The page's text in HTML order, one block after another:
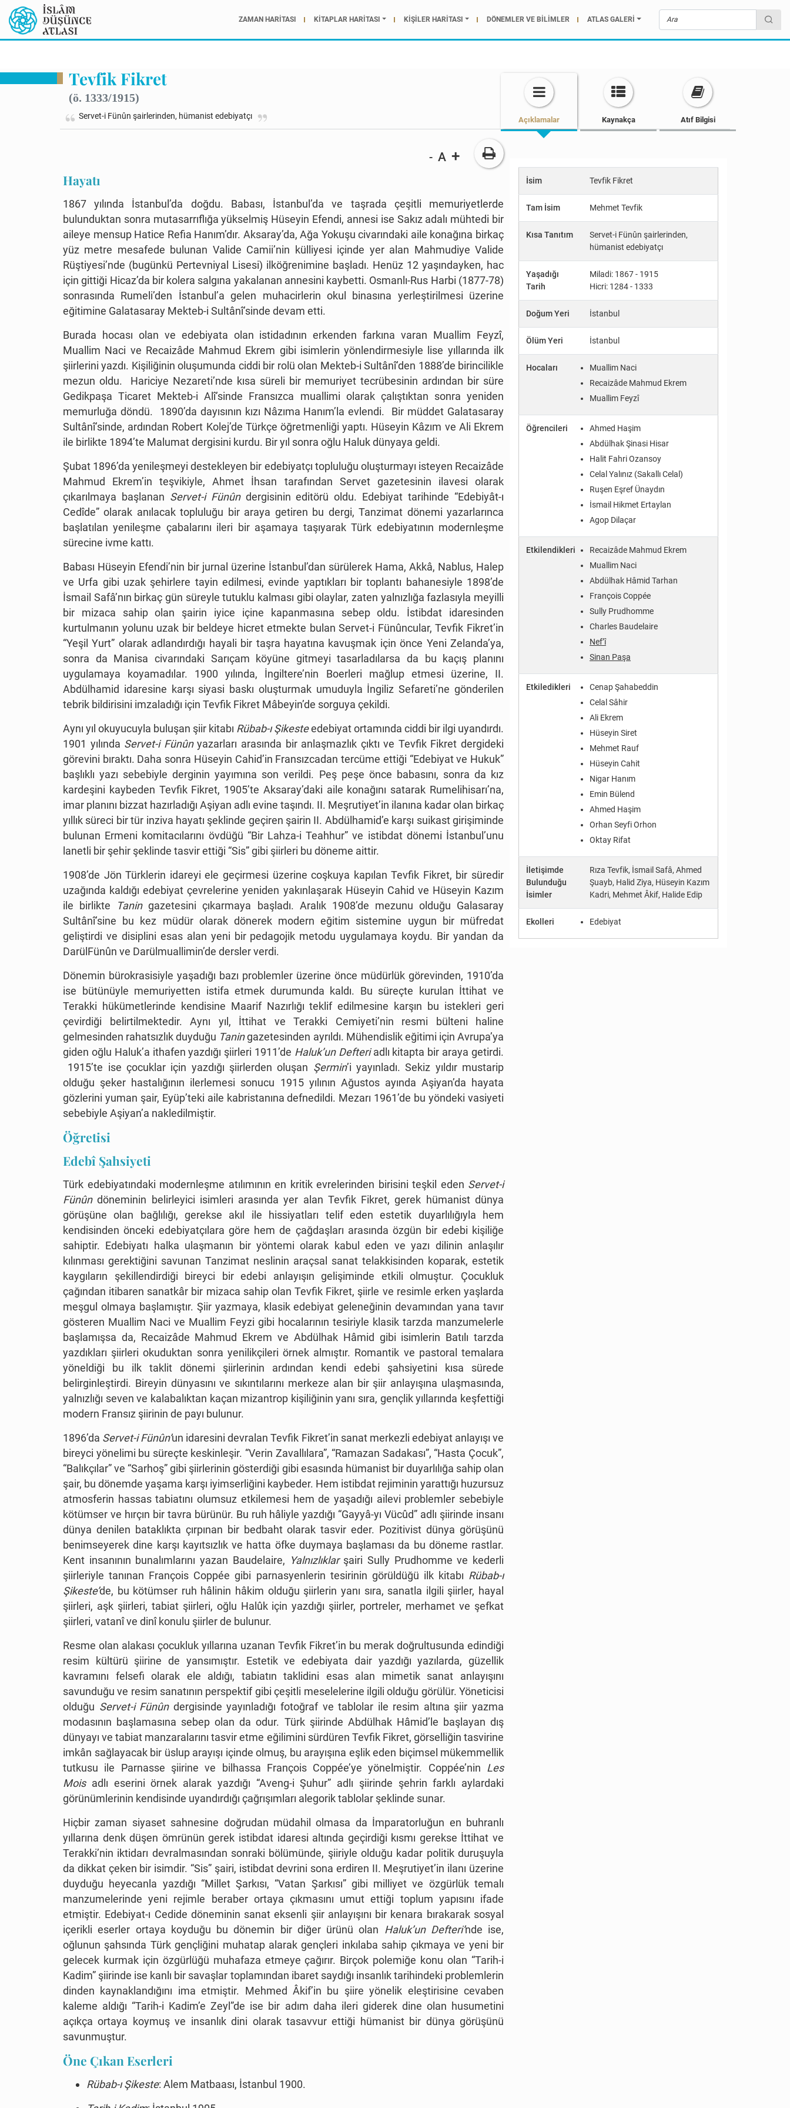
ZAMAN HARİTASI KİTAPLAR HARİTASI KİŞİLER HARİTASI DÖNEMLER VE BİLİMLER ATLAS GALERİ
Tevfik Fikret
(ö. 1333/1915)
Servet-i Fünûn şairlerinden, hümanist edebiyatçı Açıklamalar Kaynakça Atıf Bilgisi
- A +
Hayatı
1867 yılında İstanbul’da doğdu. Babası, İstanbul’da ve taşrada çeşitli memuriyetlerde
bulunduktan sonra mutasarrıflığa yükselmiş Hüseyin Efendi, annesi ise Sakız adalı mühtedi bir
aileye mensup Hatice Refia Hanım’dır. Aksaray’da, Ağa Yokuşu civarındaki aile konağına birkaç
yüz metre mesafede bulunan Valide Camii’nin külliyesi içinde yer alan Mahmudiye Valide
Rüştiyesi’nde (bugünkü Pertevniyal Lisesi) ilköğrenimine başladı. Henüz 12 yaşındayken, hac
için gittiği Hicaz’da bir kolera salgına yakalanan annesini kaybetti. Osmanlı-Rus Harbi (1877-78)
sonrasında Rumeli’den İstanbul’a gelen muhacirlerin okul binasına yerleştirilmesi üzerine
eğitimine Galatasaray Mekteb-i Sultânî’sinde devam etti.
Burada hocası olan ve edebiyata olan istidadının erkenden farkına varan Muallim Feyzî,
Muallim Naci ve Recaizâde Mahmud Ekrem gibi isimlerin yönlendirmesiyle lise yıllarında ilk
şiirlerini yazdı. Kişiliğinin oluşumunda ciddi bir rolü olan Mekteb-i Sultânî’den 1888’de birincilikle
mezun oldu. Hariciye Nezareti’nde kısa süreli bir memuriyet tecrübesinin ardından bir süre
Gedikpaşa Ticaret Mekteb-i Alî’sinde Fransızca muallimi olarak çalıştıktan sonra yeniden
memurluğa döndü. 1890’da dayısının kızı Nâzıma Hanım’la evlendi. Bir müddet Galatasaray
Sultânî’sinde, ardından Robert Kolej’de Türkçe öğretmenliği yaptı. Hüseyin Kâzım ve Ali Ekrem
ile birlikte 1894’te Malumat dergisini kurdu. Bir yıl sonra oğlu Haluk dünyaya geldi.
Şubat 1896’da yenileşmeyi destekleyen bir edebiyatçı topluluğu oluşturmayı isteyen Recaizâde
Mahmud Ekrem’in teşvikiyle, Ahmet İhsan tarafından Servet gazetesinin ilavesi olarak
çıkarılmaya başlanan Servet-i Fünûndergisinin editörü oldu. Edebiyat tarihinde “Edebiyât-ı
Cedîde” olarak anılacak topluluğu bir araya getiren bu dergi, Tanzimat dönemi yazarlarınca
başlatılan yenileşme çabalarını ileri bir aşamaya taşıyarak Türk edebiyatının modernleşme
sürecine ivme kattı.
Babası Hüseyin Efendi’nin bir jurnal üzerine İstanbul’dan sürülerek Hama, Akkâ, Nablus, Halep
ve Urfa gibi uzak şehirlere tayin edilmesi, evinde yaptıkları bir toplantı bahanesiyle 1898’de
İsmail Safâ’nın birkaç gün süreyle tutuklu kalması gibi olaylar, zaten yalnızlığa fazlasıyla meyilli
bir mizaca sahip olan şairin iyice içine kapanmasına sebep oldu. İstibdat idaresinden
kurtulmanın yolunu uzak bir beldeye hicret etmekte bulan Servet-i Fünûncular, Tevfik Fikret’in
“Yeşil Yurt” olarak adlandırdığı hayali bir taşra hayatına kavuşmak için önce Yeni Zelanda’ya,
sonra da Manisa civarındaki Sarıçam köyüne gitmeyi tasarladılarsa da bu kaçış planını
uygulamaya koyamadılar. 1900 yılında, İngiltere’nin Boerleri mağlup etmesi üzerine, II.
Abdülhamid idaresine karşı siyasi baskı oluşturmak umuduyla İngiliz Sefareti’ne gönderilen
tebrik bildirisini imzaladığı için Tevfik Fikret Mâbeyin’de sorguya çekildi.
Aynı yıl okuyucuyla buluşan şiir kitabı Rübab-ı Şikesteedebiyat ortamında ciddi bir ilgi uyandırdı.
1901 yılında Servet-i Fünûnyazarları arasında bir anlaşmazlık çıktı ve Tevfik Fikret dergideki
görevini bıraktı. Daha sonra Hüseyin Cahid’in Fransızcadan tercüme ettiği “Edebiyat ve Hukuk”
başlıklı yazı sebebiyle derginin yayımına son verildi. Peş peşe önce babasını, sonra da kız
kardeşini kaybeden Tevfik Fikret, 1905’te Aksaray’daki aile konağını satarak Rumelihisarı’na,
imar planını bizzat hazırladığı Aşiyan adlı evine taşındı. II. Meşrutiyet’in ilanına kadar olan birkaç
yıllık süreci bir tür inziva hayatı şeklinde geçiren şairin II. Abdülhamid’e karşı suikast girişiminde
bulunan Ermeni komitacılarını övdüğü “Bir Lahza-i Teahhur” ve istibdat dönemi İstanbul’unu
lanetli bir şehir şeklinde tasvir ettiği “Sis” gibi şiirleri bu döneme aittir.
1908’de Jön Türklerin idareyi ele geçirmesi üzerine coşkuya kapılan Tevfik Fikret, bir süredir
uzağında kaldığı edebiyat çevrelerine yeniden yakınlaşarak Hüseyin Cahid ve Hüseyin Kazım
ile birlikte
Taningazetesini çıkarmaya başladı. Aralık 1908’de mezunu olduğu Galasaray
Sultânî’sine bu kez müdür olarak dönerek modern eğitim sistemine uygun bir müfredat
geliştirdi ve disiplini esas alan yeni bir pedagojik metodu uygulamaya koydu. Bir yandan da
DarülFünûn ve Darülmuallimin’de dersler verdi.
Dönemin bürokrasisiyle yaşadığı bazı problemler üzerine önce müdürlük görevinden, 1910’da
ise bütünüyle memuriyetten istifa etmek durumunda kaldı. Bu süreçte kurulan İttihat ve
Terakki hükümetlerinde kendisine Maarif Nazırlığı teklif edilmesine karşın bu istekleri geri
çevirdiği belirtilmektedir. Aynı yıl, İttihat ve Terakki Cemiyeti’nin resmi bülteni haline
gelmesinden rahatsızlık duyduğu Taningazetesinden ayrıldı. Mühendislik eğitimi için Avrupa’ya
giden oğlu Haluk’a ithafen yazdığı şiirleri 1911’de Haluk’un Defteriadlı kitapta bir araya getirdi.
1915’te ise çocuklar için yazdığı şiirlerden oluşan Şermin’i yayınladı. Sekiz yıldır mustarip
olduğu şeker hastalığının ilerlemesi sonucu 1915 yılının Ağustos ayında Aşiyan’da hayata
gözlerini yuman şair, Eyüp’teki aile kabristanına defnedildi. Mezarı 1961’de bu yöndeki vasiyeti
sebebiyle Aşiyan’a nakledilmiştir.
Öğretisi
Edebî Şahsiyeti
Türk edebiyatındaki modernleşme atılımının en kritik evrelerinden birisini teşkil eden Servet-i
Fünûndöneminin belirleyici isimleri arasında yer alan Tevfik Fikret, gerek hümanist dünya
görüşüne olan bağlılığı, gerekse akıl ile hissiyatları telif eden estetik duyarlılığıyla hem
kendisinden önceki edebiyatçılara göre hem de çağdaşları arasında özgün bir edebi kişiliğe
sahiptir. Edebiyatı halka ulaşmanın bir yöntemi olarak kabul eden ve yazı dilinin anlaşılır
kılınması gerektiğini savunan Tanzimat neslinin araçsal sanat telakkisinden koparak, estetik
kaygıların şekillendirdiği bireyci bir edebi anlayışın gelişiminde etkili olmuştur. Çocukluk
çağından itibaren sanatkâr bir mizaca sahip olan Tevfik Fikret, şiirle ve resimle erken yaşlarda
meşgul olmaya başlamıştır. Şiir yazmaya, klasik edebiyat geleneğinin devamından yana tavır
gösteren Muallim Naci ve Muallim Feyzi gibi hocalarının tesiriyle klasik tarzda manzumelerle
başlamışsa da, Recaizâde Mahmud Ekrem ve Abdülhak Hâmid gibi isimlerin Batılı tarzda
yazdıkları şiirleri okuduktan sonra yenilikçileri örnek almıştır. Romantik ve pastoral temalara
yöneldiği bu ilk taklit dönemi şiirlerinin ardından kendi edebi şahsiyetini kısa sürede
belirginleştirdi. Bireyin dünyasını ve sıkıntılarını merkeze alan bir şiir anlayışına ulaşmasında,
yalnızlığı seven ve kalabalıktan kaçan mizantrop kişiliğinin yanı sıra, gençlik yıllarında keşfettiği
modern Fransız şiirinin de payı bulunur.
1896’da Servet-i Fünûn’un idaresini devralan Tevfik Fikret’in sanat merkezli edebiyat anlayışı ve
bireyci yönelimi bu süreçte keskinleşir. “Verin Zavallılara”, “Ramazan Sadakası”, “Hasta Çocuk”,
“Balıkçılar” ve “Sarhoş” gibi şiirlerinin gösterdiği gibi esasında hümanist bir duyarlılığa sahip olan
şair, bu dönemde yaşama karşı iyimserliğini kaybeder. Hem istibdat rejiminin yarattığı huzursuz
atmosferin hassas tabiatını olumsuz etkilemesi hem de yaşadığı ailevi problemler sebebiyle
kötümser ve hırçın bir tavra bürünür. Bu ruh hâliyle yazdığı “Gayyâ-yı Vücûd” adlı şiirinde insanı
dünya denilen bataklıkta çırpınan bir bedbaht olarak tasvir eder. Pozitivist dünya görüşünü
benimseyerek dine karşı kayıtsızlık ve hatta öfke duymaya başlaması da bu döneme rastlar.
Kent insanının bunalımlarını yazan Baudelaire, Yalnızlıklarşairi Sully Prudhomme ve kederli
şiirleriyle tanınan François Coppée gibi parnasyenlerin tesirinin görüldüğü ilk kitabı Rübab-ı
Şikeste’de, bu kötümser ruh hâlinin hâkim olduğu şiirlerin yanı sıra, sanatla ilgili şiirler, hayal
şiirleri, aşk şiirleri, tabiat şiirleri, oğlu Halûk için yazdığı şiirler, portreler, merhamet ve şefkat
şiirleri, vatanî ve dinî konulu şiirler de bulunur.
Resme olan alakası çocukluk yıllarına uzanan Tevfik Fikret’in bu merak doğrultusunda edindiği
resim kültürü şiirine de yansımıştır. Estetik ve edebiyata dair yazdığı yazılarda, güzellik
kavramını felsefi olarak ele aldığı, tabiatın taklidini esas alan mimetik sanat anlayışını
savunduğu ve resim sanatının perspektif gibi çeşitli meselelerine ilgili olduğu görülür. Yöneticisi
olduğu Servet-i Fünûndergisinde yayınladığı fotoğraf ve tablolar ile resim altına şiir yazma
modasının başlamasına sebep olan da odur. Türk şiirinde Abdülhak Hâmid’le başlayan dış
dünyayı ve tabiat manzaralarını tasvir etme eğilimini sürdüren Tevfik Fikret, görselliğin tasvirine
imkân sağlayacak bir üslup arayışı içinde olmuş, bu arayışına eşlik eden biçimsel mükemmellik
tutkusu ile Parnasse şiirine ve bilhassa François Coppée’ye yönelmiştir. Coppée’nin Les
Moisadlı eserini örnek alarak yazdığı “Aveng-i Şuhur” adlı şiirinde şehrin farklı aylardaki
görünümlerinin kendisinde uyandırdığı çağrışımları alegorik tablolar şeklinde sunar.
Hiçbir zaman siyaset sahnesine doğrudan müdahil olmasa da İmparatorluğun en buhranlı
yıllarına denk düşen ömrünün gerek istibdat idaresi altında geçirdiği kısmı gerekse İttihat ve
Terakki’nin iktidarı devralmasından sonraki bölümünde, şiiriyle olduğu kadar politik duruşuyla
da dikkat çeken bir isimdir. “Sis” şairi, istibdat devrini sona erdiren II. Meşrutiyet’in ilanı üzerine
duyduğu heyecanla yazdığı “Millet Şarkısı, “Vatan Şarkısı” gibi milliyet ve özgürlük temalı
manzumelerinde yeni rejimle beraber ortaya çıkmasını umut ettiği toplum yapısını ifade
etmiştir. Edebiyat-ı Cedide döneminin sanat eksenli şiir anlayışını bir kenara bırakarak sosyal
içerikli eserler ortaya koyduğu bu dönemin bir diğer ürünü olan Haluk’un Defteri’nde ise,
oğlunun şahsında Türk gençliğini muhatap alarak gençleri inkılaba sahip çıkmaya ve yeni bir
gelecek kurmak için özgürlüğü muhafaza etmeye çağırır. Birçok polemiğe konu olan “Tarih-i
Kadim” şiirinde ise kanlı bir savaşlar toplamından ibaret saydığı insanlık tarihindeki problemlerin
dinden kaynaklandığını ima etmiştir. Mehmed Âkif’in bu şiire yönelik eleştirisine cevaben
kaleme aldığı “Tarih-i Kadim’e Zeyl”de ise bir adım daha ileri giderek dine olan husumetini
açıkça ortaya koymuş ve insanlık dini olarak tasavvur ettiği hümanist bir dünya görüşünü
savunmuştur.
Öne Çıkan Eserleri
Rübab-ı Şikeste: Alem Matbaası, İstanbul 1900.
İsim Tevfik Fikret
Tam İsim Mehmet Tevfik
Kısa Tanıtım
Servet-i Fünûn şairlerinden,
hümanist edebiyatçı
Yaşadığı
Tarih
Miladi: 1867 - 1915
Hicri: 1284 - 1333
Doğum Yeri İstanbul
Ölüm Yeri İstanbul
Hocaları
Muallim Naci
Recaizâde Mahmud Ekrem
Muallim Feyzî
Öğrencileri
Ahmed Haşim
Abdülhak Şinasi Hisar
Halit Fahri Ozansoy
Celal Yalınız (Sakallı Celal)
Ruşen Eşref Ünaydın
İsmail Hikmet Ertaylan
Agop Dilaçar
Etkilendikleri
Recaizâde Mahmud Ekrem
Muallim Naci
Abdülhak Hâmid Tarhan
François Coppée
Sully Prudhomme
Charles Baudelaire
Nef’î
Sinan Paşa
Etkiledikleri
Cenap Şahabeddin
Celal Sâhir
Ali Ekrem
Hüseyin Siret
Mehmet Rauf
Hüseyin Cahit
Nigar Hanım
Emin Bülend
Ahmed Haşim
Orhan Seyfi Orhon
Oktay Rifat
İletişimde
Bulunduğu
İsimler
Rıza Tevfik, İsmail Safâ, Ahmed
Şuayb, Halid Ziya, Hüseyin Kazım
Kadri, Mehmet Âkif, Halide Edip
Ekolleri Edebiyat